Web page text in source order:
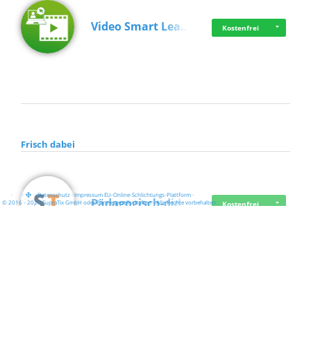
Video Smart Lea… Kostenfrei
Frisch dabei
Pädagogisch-did… Kostenfrei
· · ·Datenschutz·Impressum EU-Online-Schlichtungs-Plattform·
© 2016 - 2026 SupraTix GmbH oder Partnergesellschaften - Alle Rechte vorbehalten.